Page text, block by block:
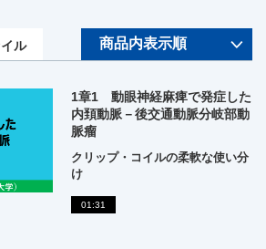
ル
1章1 動眼神経麻痺で発症した
内頚動脈－後交通動脈分岐部動
脈瘤
クリップ・コイルの柔軟な使い分
け
01:31